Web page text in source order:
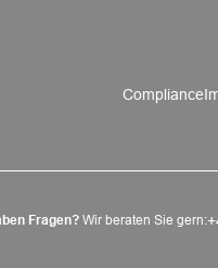
Compliance
Fragen?Wir beraten Sie gern: